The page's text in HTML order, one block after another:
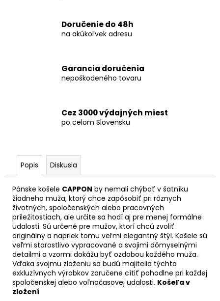
Doručenie do 48h
na akúkoľvek adresu
Garancia doručenia
nepoškodeného tovaru
Cez 3000 výdajných miest
po celom Slovensku
Popis Diskusia
Pánske košele CAPPON by nemali chýbať v šatníku
žiadneho muža, ktorý chce zapôsobiť pri rôznych
životných, spoločenských alebo pracovných
príležitostiach, ale určite sa hodí aj pre menej formálne
udalosti. Sú určené pre mužov, ktorí chcú zvoliť
originálny a napriek tomu veľmi elegantný štýl. Košele sú
veľmi starostlivo vypracované a svojimi dômyselnými
detailmi a vzormi dokážu byť ozdobou každého muža.
Vďaka svojmu zloženiu sa budú majitelia týchto
exkluzívnych výrobkov zaručene cítiť pohodlne pri každej
spoločenskej alebo voľnočasovej udalosti. Košeľa v
zložení